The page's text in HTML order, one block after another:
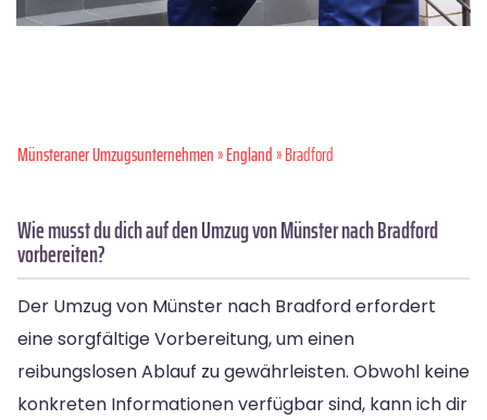
Münsteraner Umzugsunternehmen»England» Bradford
Wie musst du dich auf den Umzug von Münster nach Bradford
vorbereiten?
Der Umzug von Münster nach Bradford erfordert
eine sorgfältige Vorbereitung, um einen
reibungslosen Ablauf zu gewährleisten. Obwohl keine
konkreten Informationen verfügbar sind, kann ich dir